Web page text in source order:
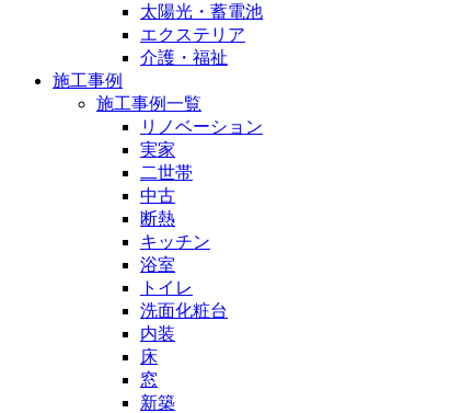
太陽光・蓄電池
エクステリア
介護・福祉
施工事例
施工事例一覧
リノベーション
実家
二世帯
中古
断熱
キッチン
浴室
トイレ
洗面化粧台
内装
床
窓
新築